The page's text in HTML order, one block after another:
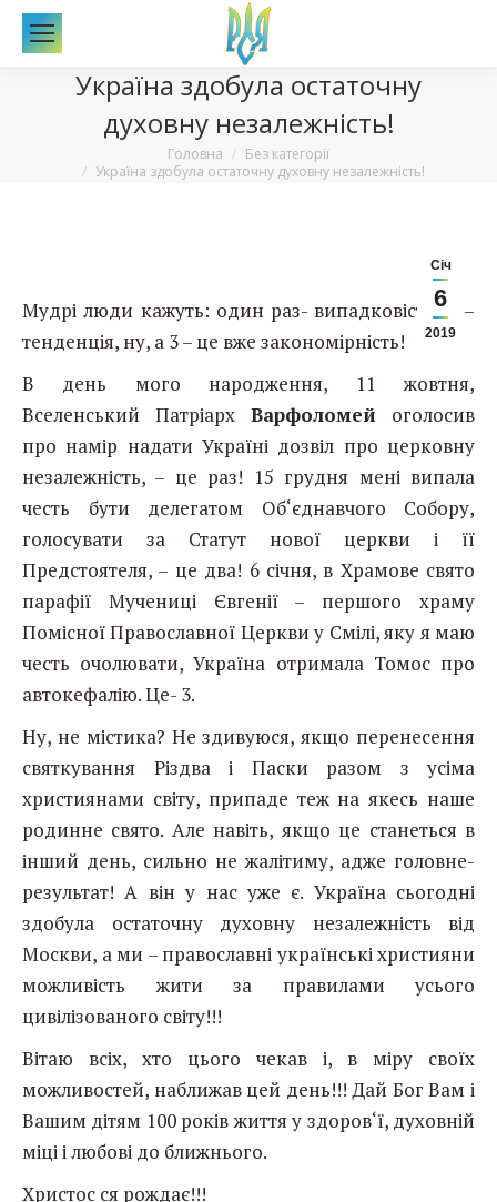
Україна здобула остаточну
духовну незалежність!
Головна
Без категорії
Україна здобула остаточну духовну незалежність!
Січ
6
2019
Мудрі люди кажуть: один раз- випадковість; 2 –
тенденція, ну, а 3 – це вже закономірність!
В день мого народження, 11 жовтня,
Вселенський Патріарх Варфоломей оголосив
про намір надати Україні дозвіл про церковну
незалежність, – це раз! 15 грудня мені випала
честь бути делегатом Об‘єднавчого Собору,
голосувати за Статут нової церкви і її
Предстоятеля, – це два! 6 січня, в Храмове свято
парафії Мучениці Євгенії – першого храму
Помісної Православної Церкви у Смілі, яку я маю
честь очолювати, Україна отримала Томос про
автокефалію. Це- 3.
Ну, не містика? Не здивуюся, якщо перенесення
святкування Різдва і Паски разом з усіма
християнами світу, припаде теж на якесь наше
родинне свято. Але навіть, якщо це станеться в
інший день, сильно не жалітиму, адже головне-
результат! А він у нас уже є. Україна сьогодні
здобула остаточну духовну незалежність від
Москви, а ми – православні українські християни
можливість жити за правилами усього
цивілізованого світу!!!
Вітаю всіх, хто цього чекав і, в міру своїх
можливостей, наближав цей день!!! Дай Бог Вам і
Вашим дітям 100 років життя у здоров‘ї, духовній
міці і любові до ближнього.
Христос ся рождає!!!